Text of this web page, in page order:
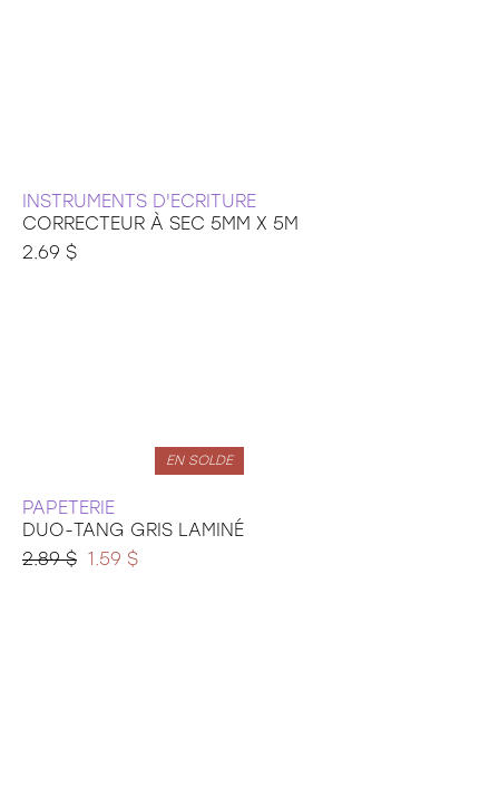
INSTRUMENTS D'ECRITURE
CORRECTEUR À SEC 5MM X 5M
2.69 $
EN SOLDE
PAPETERIE
DUO-TANG GRIS LAMINÉ
2.89 $ 1.59 $